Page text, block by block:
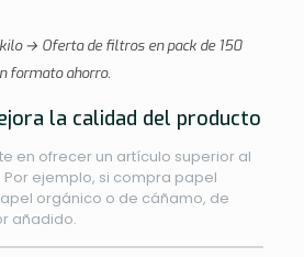
→ Oferta de filtros en pack de 150
formato ahorro.
la calidad del producto
en ofrecer un artículo superior al
ejemplo, si compra papel
orgánico o de cáñamo, de
añadido.